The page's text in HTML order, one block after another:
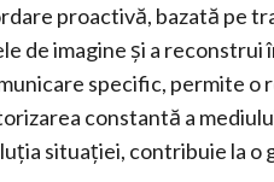
proactivă, bazată pe
de imagine și a
specific, permite
constantă a
situației, contribuie la o